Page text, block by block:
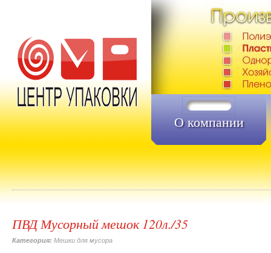
О компании
ПВД Мусорный мешок 120л./35
Категория: Мешки для мусора